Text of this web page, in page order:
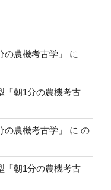
農機考古学」
に
「朝1分の農機考古
農機考古学」 に の
「朝1分の農機考古